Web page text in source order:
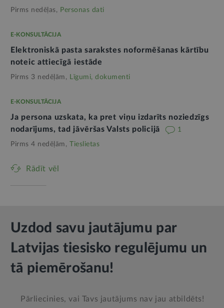
Pirms nedēļas, Personas dati
E-KONSULTĀCIJA
Elektroniskā pasta sarakstes noformēšanas kārtību
noteic attiecīgā iestāde
Pirms 3 nedēļām, Līgumi, dokumenti
E-KONSULTĀCIJA
Ja persona uzskata, ka pret viņu izdarīts noziedzīgs
nodarījums, tad jāvēršas Valsts policijā
1
Pirms 4 nedēļām, Tieslietas
Rādīt vēl
Uzdod savu jautājumu par
Latvijas tiesisko regulējumu un
tā piemērošanu!
Pārliecinies, vai Tavs jautājums nav jau atbildēts!